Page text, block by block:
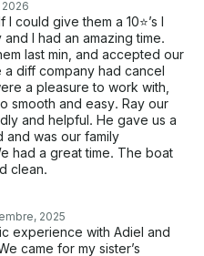
2026
could give them a 10⭐️’s I
I had an amazing time.
last min, and accepted our
a diff company had cancel
a pleasure to work with,
smooth and easy. Ray our
and helpful. He gave us a
and was our family
had a great time. The boat
clean.
2025
experience with Adiel and
came for my sister’s